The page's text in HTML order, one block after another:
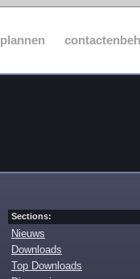
plannen
Sections:
Nieuws
Downloads
Top Downloads